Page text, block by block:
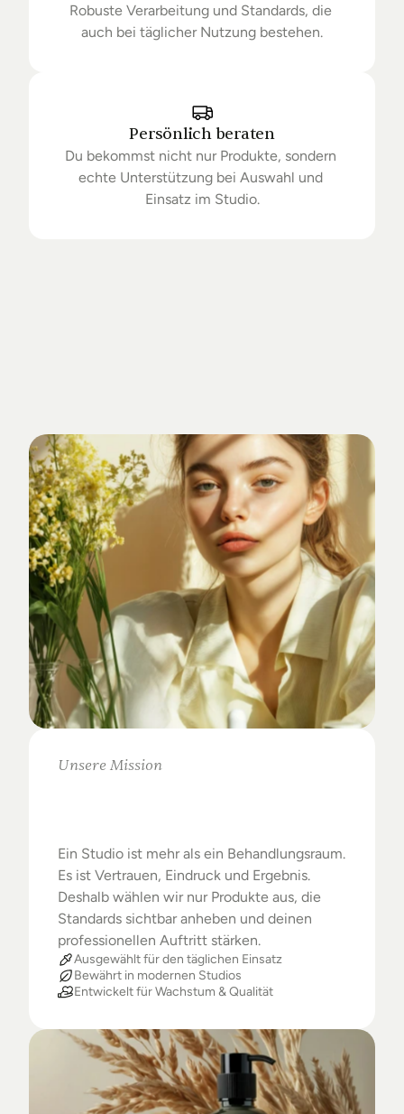
Robuste Verarbeitung und Standards, die
auch bei täglicher Nutzung bestehen.
Persönlich beraten
Du bekommst nicht nur Produkte, sondern
echte Unterstützung bei Auswahl und
Einsatz im Studio.
Studio-Alltag.
Unsere Mission
Ein Studio ist mehr als ein Behandlungsraum.
Es ist Vertrauen, Eindruck und Ergebnis.
Deshalb wählen wir nur Produkte aus, die
Standards sichtbar anheben und deinen
professionellen Auftritt stärken.
Ausgewählt für den täglichen Einsatz
Bewährt in modernen Studios
Entwickelt für Wachstum & Qualität